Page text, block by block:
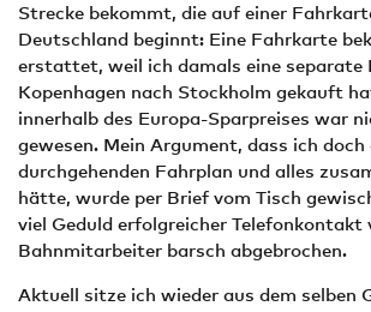
Strecke bekommt, die auf einer
Deutschland beginnt: Eine Fahrkarte
erstattet, weil ich damals eine separate
Kopenhagen nach Stockholm gekauft
innerhalb des Europa-Sparpreises war
gewesen. Mein Argument, dass ich doch
durchgehenden Fahrplan und alles
hätte, wurde per Brief vom Tisch
viel Geduld erfolgreicher Telefonkontakt
Bahnmitarbeiter barsch abgebrochen.
Aktuell sitze ich wieder aus dem selben